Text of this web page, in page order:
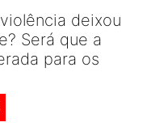
deixou
Será que a
para os